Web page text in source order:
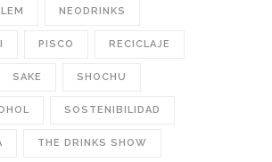
NEODRINKS
PISCO RECICLAJE
SAKE SHOCHU
SOSTENIBILIDAD
THE DRINKS SHOW